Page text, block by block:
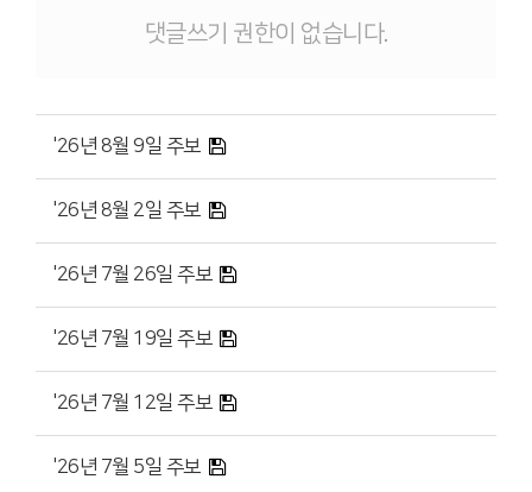
댓글쓰기 권한이 없습니다.
'26년 8월 9일 주보
'26년 8월 2일 주보
'26년 7월 26일 주보
'26년 7월 19일 주보
'26년 7월 12일 주보
'26년 7월 5일 주보